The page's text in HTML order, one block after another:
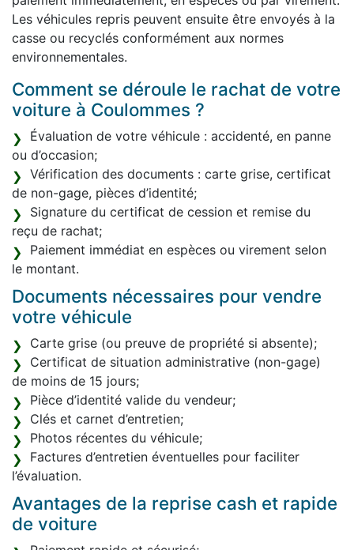
Les véhicules repris peuvent ensuite être envoyés à la
casse ou recyclés conformément aux normes
environnementales.
Comment se déroule le rachat de votre
voiture à Coulommes ?
Évaluation de votre véhicule : accidenté, en panne
ou d’occasion;
Vérification des documents : carte grise, certificat
de non-gage, pièces d’identité;
Signature du certificat de cession et remise du
reçu de rachat;
Paiement immédiat en espèces ou virement selon
le montant.
Documents nécessaires pour vendre
votre véhicule
Carte grise (ou preuve de propriété si absente);
Certificat de situation administrative (non-gage)
de moins de 15 jours;
Pièce d’identité valide du vendeur;
Clés et carnet d’entretien;
Photos récentes du véhicule;
Factures d’entretien éventuelles pour faciliter
l’évaluation.
Avantages de la reprise cash et rapide
de voiture